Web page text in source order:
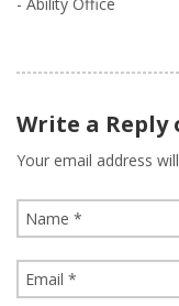
Write a Reply
Your email address